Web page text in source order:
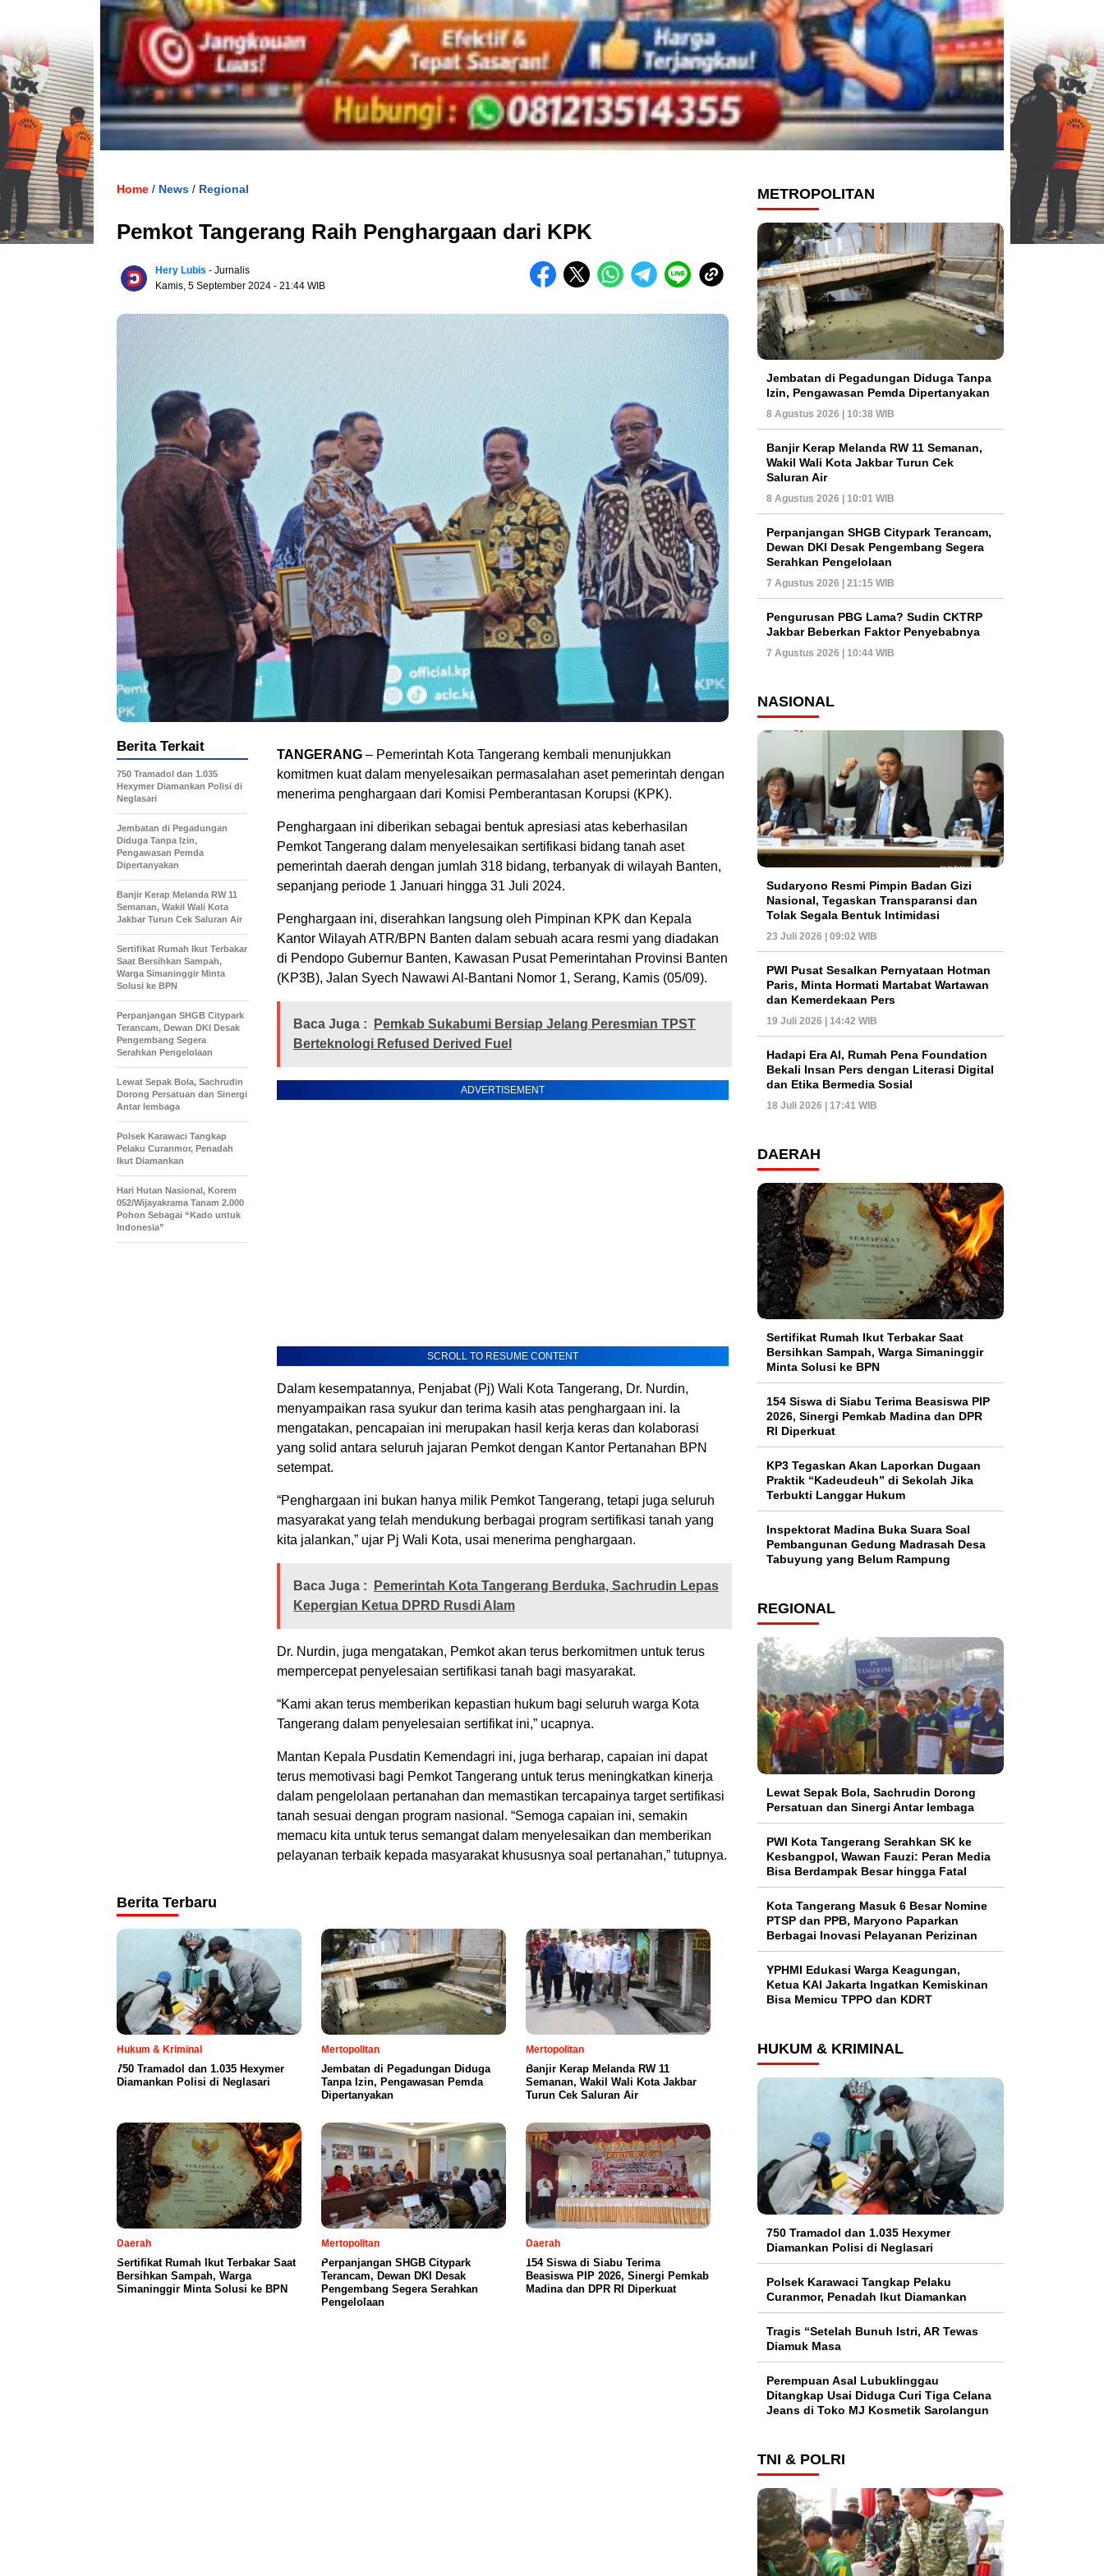
Home / News / Regional
Pemkot Tangerang Raih Penghargaan dari KPK
Hery Lubis - Jurnalis
Kamis, 5 September 2024 - 21:44 WIB
TANGERANG – Pemerintah Kota Tangerang kembali menunjukkan
komitmen kuat dalam menyelesaikan permasalahan aset pemerintah dengan
menerima penghargaan dari Komisi Pemberantasan Korupsi (KPK).
Penghargaan ini diberikan sebagai bentuk apresiasi atas keberhasilan
Pemkot Tangerang dalam menyelesaikan sertifikasi bidang tanah aset
pemerintah daerah dengan jumlah 318 bidang, terbanyak di wilayah Banten,
sepanjang periode 1 Januari hingga 31 Juli 2024.
Penghargaan ini, diserahkan langsung oleh Pimpinan KPK dan Kepala
Kantor Wilayah ATR/BPN Banten dalam sebuah acara resmi yang diadakan
di Pendopo Gubernur Banten, Kawasan Pusat Pemerintahan Provinsi Banten
(KP3B), Jalan Syech Nawawi Al-Bantani Nomor 1, Serang, Kamis (05/09).
Baca Juga :
Pemkab Sukabumi Bersiap Jelang Peresmian TPST
Berteknologi Refused Derived Fuel
ADVERTISEMENT
SCROLL TO RESUME CONTENT
Dalam kesempatannya, Penjabat (Pj) Wali Kota Tangerang, Dr. Nurdin,
menyampaikan rasa syukur dan terima kasih atas penghargaan ini. Ia
mengatakan, pencapaian ini merupakan hasil kerja keras dan kolaborasi
yang solid antara seluruh jajaran Pemkot dengan Kantor Pertanahan BPN
setempat.
“Penghargaan ini bukan hanya milik Pemkot Tangerang, tetapi juga seluruh
masyarakat yang telah mendukung berbagai program sertifikasi tanah yang
kita jalankan,” ujar Pj Wali Kota, usai menerima penghargaan.
Baca Juga :
Pemerintah Kota Tangerang Berduka, Sachrudin Lepas
Kepergian Ketua DPRD Rusdi Alam
Dr. Nurdin, juga mengatakan, Pemkot akan terus berkomitmen untuk terus
mempercepat penyelesaian sertifikasi tanah bagi masyarakat.
“Kami akan terus memberikan kepastian hukum bagi seluruh warga Kota
Tangerang dalam penyelesaian sertifikat ini,” ucapnya.
Mantan Kepala Pusdatin Kemendagri ini, juga berharap, capaian ini dapat
terus memotivasi bagi Pemkot Tangerang untuk terus meningkatkan kinerja
dalam pengelolaan pertanahan dan memastikan tercapainya target sertifikasi
tanah sesuai dengan program nasional. “Semoga capaian ini, semakin
memacu kita untuk terus semangat dalam menyelesaikan dan memberikan
pelayanan terbaik kepada masyarakat khususnya soal pertanahan,” tutupnya.
Berita Terkait
750 Tramadol dan 1.035
Hexymer Diamankan Polisi di
Neglasari
Jembatan di Pegadungan
Diduga Tanpa Izin,
Pengawasan Pemda
Dipertanyakan
Banjir Kerap Melanda RW 11
Semanan, Wakil Wali Kota
Jakbar Turun Cek Saluran Air
Sertifikat Rumah Ikut Terbakar
Saat Bersihkan Sampah,
Warga Simaninggir Minta
Solusi ke BPN
Perpanjangan SHGB Citypark
Terancam, Dewan DKI Desak
Pengembang Segera
Serahkan Pengelolaan
Lewat Sepak Bola, Sachrudin
Dorong Persatuan dan Sinergi
Antar lembaga
Polsek Karawaci Tangkap
Pelaku Curanmor, Penadah
Ikut Diamankan
Hari Hutan Nasional, Korem
052/Wijayakrama Tanam 2.000
Pohon Sebagai “Kado untuk
Indonesia”
Berita Terbaru
Hukum & Kriminal
750 Tramadol dan 1.035 Hexymer
Diamankan Polisi di Neglasari
Mertopolitan
Jembatan di Pegadungan Diduga
Tanpa Izin, Pengawasan Pemda
Dipertanyakan
Mertopolitan
Banjir Kerap Melanda RW 11
Semanan, Wakil Wali Kota Jakbar
Turun Cek Saluran Air
Daerah
Sertifikat Rumah Ikut Terbakar Saat
Bersihkan Sampah, Warga
Simaninggir Minta Solusi ke BPN
Mertopolitan
Perpanjangan SHGB Citypark
Terancam, Dewan DKI Desak
Pengembang Segera Serahkan
Pengelolaan
Daerah
154 Siswa di Siabu Terima
Beasiswa PIP 2026, Sinergi Pemkab
Madina dan DPR RI Diperkuat
METROPOLITAN
Jembatan di Pegadungan Diduga Tanpa
Izin, Pengawasan Pemda Dipertanyakan
8 Agustus 2026 | 10:38 WIB
Banjir Kerap Melanda RW 11 Semanan,
Wakil Wali Kota Jakbar Turun Cek
Saluran Air
8 Agustus 2026 | 10:01 WIB
Perpanjangan SHGB Citypark Terancam,
Dewan DKI Desak Pengembang Segera
Serahkan Pengelolaan
7 Agustus 2026 | 21:15 WIB
Pengurusan PBG Lama? Sudin CKTRP
Jakbar Beberkan Faktor Penyebabnya
7 Agustus 2026 | 10:44 WIB
NASIONAL
Sudaryono Resmi Pimpin Badan Gizi
Nasional, Tegaskan Transparansi dan
Tolak Segala Bentuk Intimidasi
23 Juli 2026 | 09:02 WIB
PWI Pusat Sesalkan Pernyataan Hotman
Paris, Minta Hormati Martabat Wartawan
dan Kemerdekaan Pers
19 Juli 2026 | 14:42 WIB
Hadapi Era AI, Rumah Pena Foundation
Bekali Insan Pers dengan Literasi Digital
dan Etika Bermedia Sosial
18 Juli 2026 | 17:41 WIB
DAERAH
Sertifikat Rumah Ikut Terbakar Saat
Bersihkan Sampah, Warga Simaninggir
Minta Solusi ke BPN
154 Siswa di Siabu Terima Beasiswa PIP
2026, Sinergi Pemkab Madina dan DPR
RI Diperkuat
KP3 Tegaskan Akan Laporkan Dugaan
Praktik “Kadeudeuh” di Sekolah Jika
Terbukti Langgar Hukum
Inspektorat Madina Buka Suara Soal
Pembangunan Gedung Madrasah Desa
Tabuyung yang Belum Rampung
REGIONAL
Lewat Sepak Bola, Sachrudin Dorong
Persatuan dan Sinergi Antar lembaga
PWI Kota Tangerang Serahkan SK ke
Kesbangpol, Wawan Fauzi: Peran Media
Bisa Berdampak Besar hingga Fatal
Kota Tangerang Masuk 6 Besar Nomine
PTSP dan PPB, Maryono Paparkan
Berbagai Inovasi Pelayanan Perizinan
YPHMI Edukasi Warga Keagungan,
Ketua KAI Jakarta Ingatkan Kemiskinan
Bisa Memicu TPPO dan KDRT
HUKUM & KRIMINAL
750 Tramadol dan 1.035 Hexymer
Diamankan Polisi di Neglasari
Polsek Karawaci Tangkap Pelaku
Curanmor, Penadah Ikut Diamankan
Tragis “Setelah Bunuh Istri, AR Tewas
Diamuk Masa
Perempuan Asal Lubuklinggau
Ditangkap Usai Diduga Curi Tiga Celana
Jeans di Toko MJ Kosmetik Sarolangun
TNI & POLRI